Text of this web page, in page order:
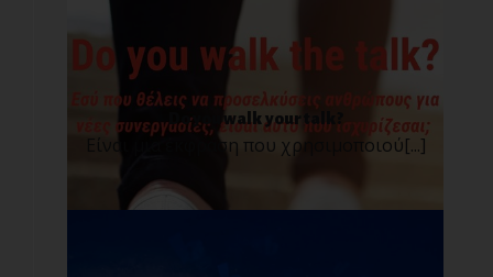
Do you walk your talk?
Είναι μια έκφραση που χρησιμοποιού[...]